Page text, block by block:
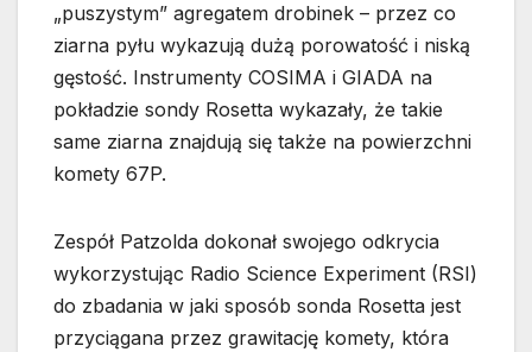
„puszystym” agregatem drobinek – przez co
ziarna pyłu wykazują dużą porowatość i niską
gęstość. Instrumenty COSIMA i GIADA na
pokładzie sondy Rosetta wykazały, że takie
same ziarna znajdują się także na powierzchni
komety 67P.
Zespół Patzolda dokonał swojego odkrycia
wykorzystując Radio Science Experiment (RSI)
do zbadania w jaki sposób sonda Rosetta jest
przyciągana przez grawitację komety, która